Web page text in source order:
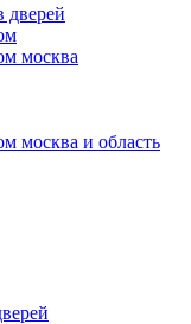
дверей
москва
москва и область